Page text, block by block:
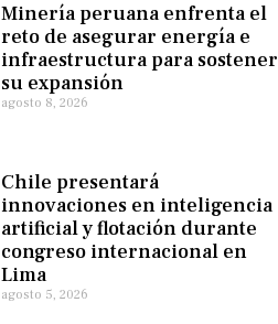
Minería peruana enfrenta el
reto de asegurar energía e
infraestructura para sostener
su expansión
agosto 8, 2026
Chile presentará
innovaciones en inteligencia
artificial y flotación durante
congreso internacional en
Lima
agosto 5, 2026